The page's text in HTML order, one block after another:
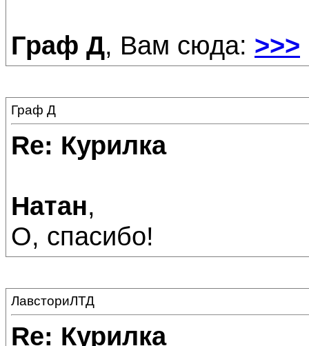
Граф Д, Вам сюда: >>>
Граф Д
Re: Курилка
Натан,
О, спасибо!
ЛавсториЛТД
Re: Курилка